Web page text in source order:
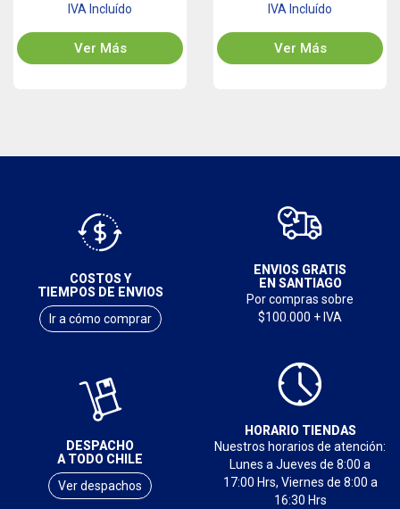
IVA Incluído
Ver Más
IVA Incluído
Ver Más
COSTOS Y
TIEMPOS DE ENVIOS
Ir a cómo comprar
ENVIOS GRATIS
EN SANTIAGO
Por compras sobre
$100.000 + IVA
DESPACHO
A TODO CHILE
Ver despachos
HORARIO TIENDAS
Nuestros horarios de atención:
Lunes a Jueves de 8:00 a
17:00 Hrs, Viernes de 8:00 a
16:30 Hrs